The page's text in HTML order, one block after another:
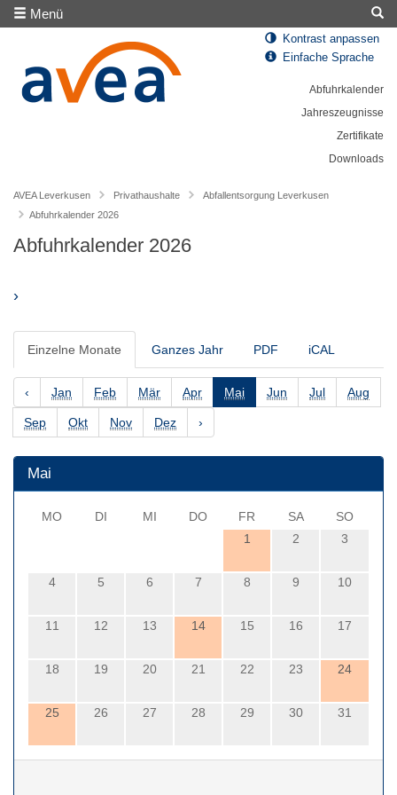
Menü
Kontrast anpassen
Einfache Sprache
Abfuhrkalender
Jahreszeugnisse
Zertifikate
Downloads
AVEA Leverkusen Privathaushalte
Abfallentsorgung Leverkusen
Abfuhrkalender 2026
Abfuhrkalender 2026
›
Einzelne Monate Ganzes Jahr PDF iCAL
‹ Jan Feb Mär Apr Mai Jun Jul Aug
Sep Okt Nov Dez ›
Mai
MO DI MI DO FR SA
SO
1
2 3
4 5 6 7 8 9 10
11 12 13 14 15 16 17
18 19 20 21 22 23 24
25 26 27 28 29 30 31